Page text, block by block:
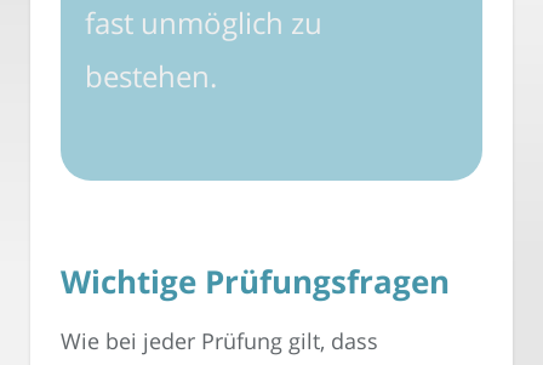
fast unmöglich zu
bestehen.
Wichtige Prüfungsfragen
Wie bei jeder Prüfung gilt, dass